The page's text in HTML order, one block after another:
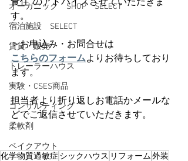
オーガニック SHOP SELECT
宿泊施設 SELECT
賃貸・販売
トレーラーハウス
実験・CSES商品
コンサルティング
柔軟剤
ベイクアウト
食住”のアドバイスさせていただきま
す。
＞お申込み・お問合せは
こちらのフォームよりお待ちしており
ます。
担当者より折り返しお電話かメールな
どでご返信させていただきます。
化学物質過敏症 シックハウス リフォーム外装